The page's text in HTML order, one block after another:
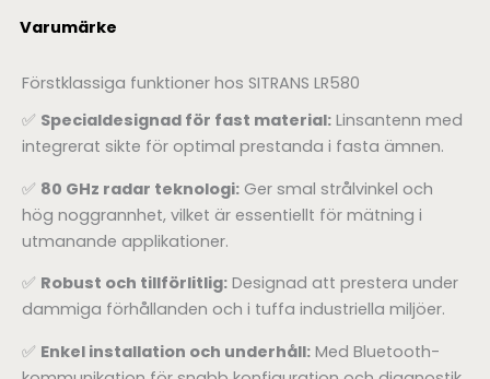
Varumärke
Förstklassiga funktioner hos SITRANS LR580
✅ Specialdesignad för fast material: Linsantenn med
integrerat sikte för optimal prestanda i fasta ämnen.
✅ 80 GHz radar teknologi: Ger smal strålvinkel och
hög noggrannhet, vilket är essentiellt för mätning i
utmanande applikationer.
✅ Robust och tillförlitlig: Designad att prestera under
dammiga förhållanden och i tuffa industriella miljöer.
✅ Enkel installation och underhåll: Med Bluetooth-